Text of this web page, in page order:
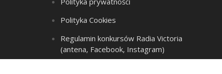
Polityka Cookies
Regulamin konkursów Radia Victoria
(antena, Facebook, Instagram)